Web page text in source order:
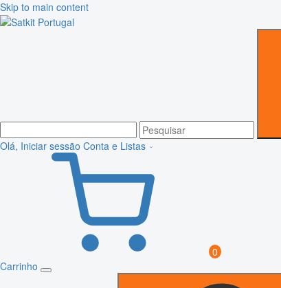
Skip to main content
Olá, Iniciar sessão Conta e Listas
0
Carrinho